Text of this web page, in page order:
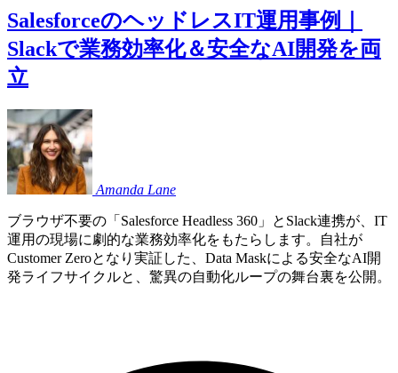
SalesforceのヘッドレスIT運用事例｜
Slackで業務効率化＆安全なAI開発を両
立
Amanda Lane
ブラウザ不要の「Salesforce Headless 360」とSlack連携が、IT
運用の現場に劇的な業務効率化をもたらします。自社が
Customer Zeroとなり実証した、Data Maskによる安全なAI開
発ライフサイクルと、驚異の自動化ループの舞台裏を公開。